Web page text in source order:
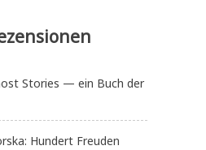
Stories — ein Buch der
Hundert Freuden